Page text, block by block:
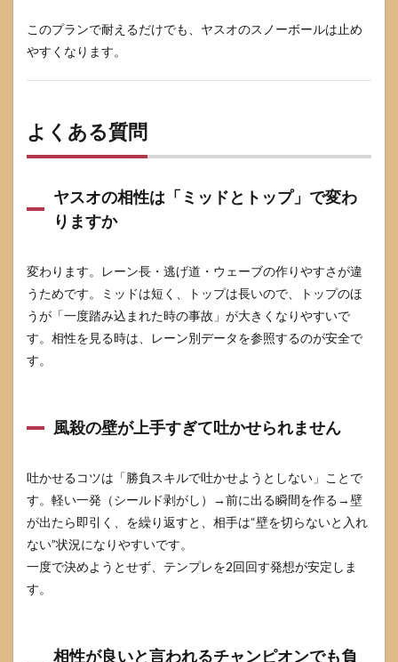
このプランで耐えるだけでも、ヤスオのスノーボールは止め
やすくなります。
よくある質問
ヤスオの相性は「ミッドとトップ」で変わ
りますか
変わります。レーン長・逃げ道・ウェーブの作りやすさが違
うためです。ミッドは短く、トップは長いので、トップのほ
うが「一度踏み込まれた時の事故」が大きくなりやすいで
す。相性を見る時は、レーン別データを参照するのが安全で
す。
風殺の壁が上手すぎて吐かせられません
吐かせるコツは「勝負スキルで吐かせようとしない」ことで
す。軽い一発（シールド剥がし）→前に出る瞬間を作る→壁
が出たら即引く、を繰り返すと、相手は“壁を切らないと入れ
ない”状況になりやすいです。
一度で決めようとせず、テンプレを2回回す発想が安定しま
す。
相性が良いと言われるチャンピオンでも負